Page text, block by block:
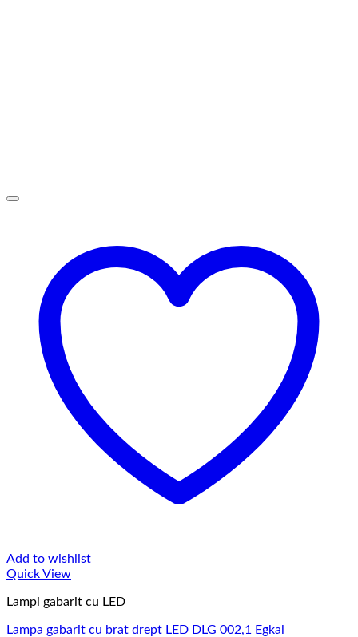
Add to wishlist
Quick View
Lampi gabarit cu LED
Lampa gabarit cu brat drept LED DLG 002,1 Egkal